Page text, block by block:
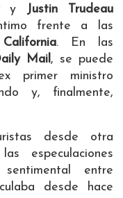
y
Justin Trudeau
frente a las
. En las
Mail , se puede
ministro
y, finalmente,
desde otra
especulaciones
entre
desde hace